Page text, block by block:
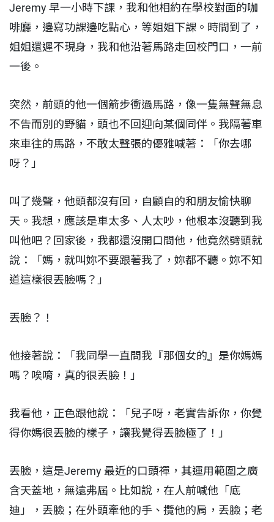
Jeremy 早一小時下課，我和他相約在學校對面的咖
啡廳，邊寫功課邊吃點心，等姐姐下課。時間到了，
姐姐還遲不現身，我和他沿著馬路走回校門口，一前
一後。
突然，前頭的他一個箭步衝過馬路，像一隻無聲無息
不告而別的野貓，頭也不回迎向某個同伴。我隔著車
來車往的馬路，不敢太聲張的優雅喊著：「你去哪
呀？」
叫了幾聲，他頭都沒有回，自顧自的和朋友愉快聊
天。我想，應該是車太多、人太吵，他根本沒聽到我
叫他吧？回家後，我都還沒開口問他，他竟然劈頭就
說：「媽，就叫妳不要跟著我了，妳都不聽。妳不知
道這樣很丟臉嗎？」
丟臉？！
他接著說：「我同學一直問我『那個女的』是你媽媽
嗎？唉唷，真的很丟臉！」
我看他，正色跟他說：「兒子呀，老實告訴你，你覺
得你媽很丟臉的樣子，讓我覺得丟臉極了！」
丟臉，這是Jeremy 最近的口頭禪，其運用範圍之廣
含天蓋地，無遠弗屆。比如說，在人前喊他「底
迪」，丟臉；在外頭牽他的手、攬他的肩，丟臉；老